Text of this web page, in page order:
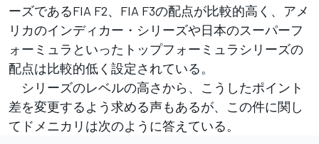
ーズであるFIA F2、FIA F3の配点が比較的高く、アメ
リカのインディカー・シリーズや日本のスーパーフ
ォーミュラといったトップフォーミュラシリーズの
配点は比較的低く設定されている。
シリーズのレベルの高さから、こうしたポイント
差を変更するよう求める声もあるが、この件に関し
てドメニカリは次のように答えている。